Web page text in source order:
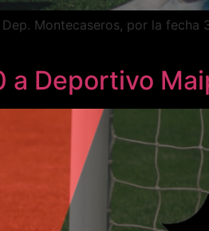
Montecaseros, por la
a Deportivo